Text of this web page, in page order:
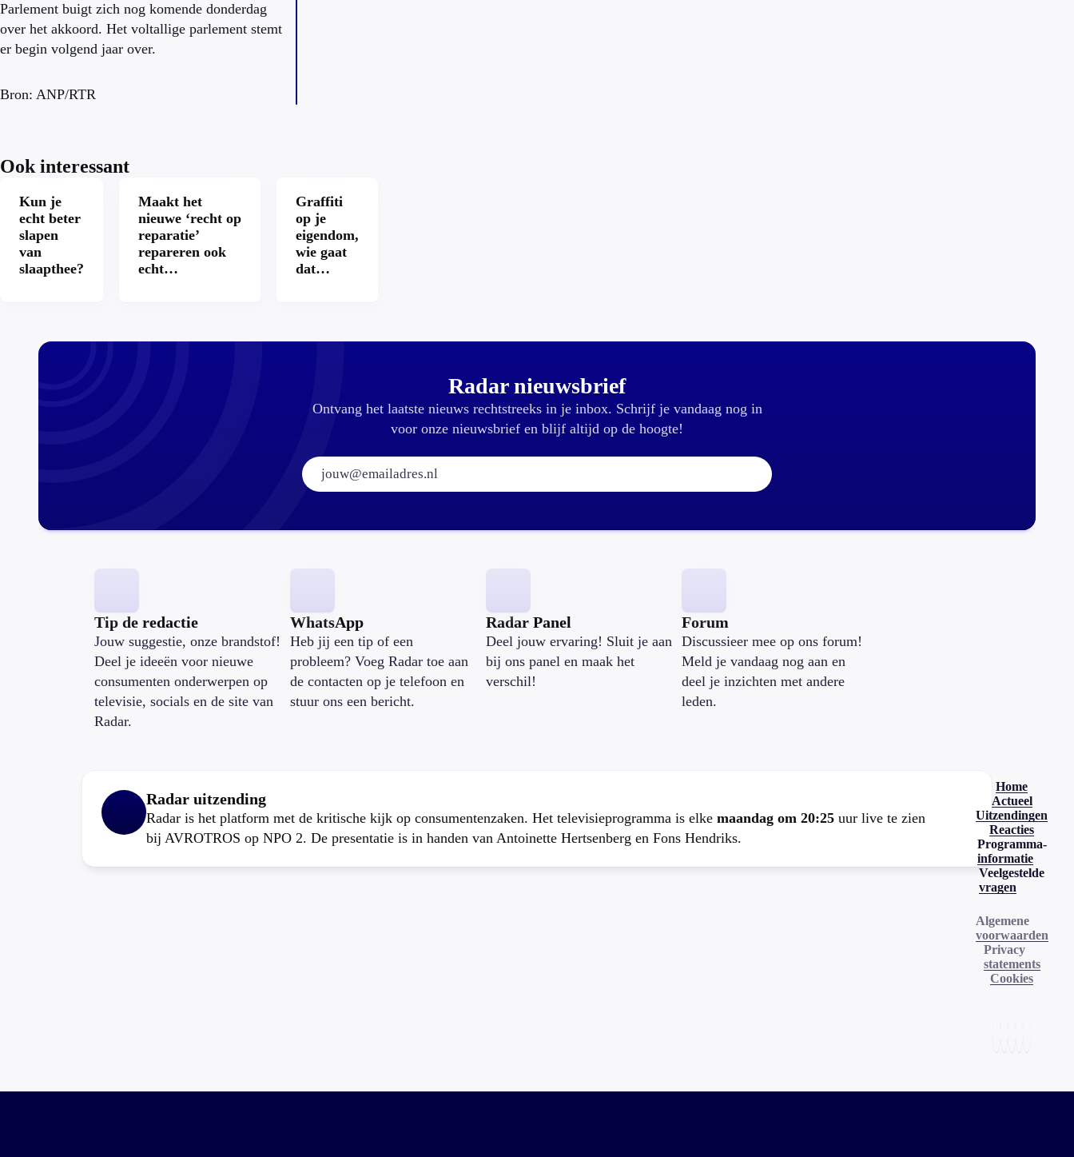
Parlement buigt zich nog komende donderdag
over het akkoord. Het voltallige parlement stemt
er begin volgend jaar over.
Bron: ANP/RTR
Ook interessant
Kun je
echt beter
slapen
van
slaapthee?
Maakt het
nieuwe ‘recht op
reparatie’
repareren ook
echt
Graffiti
op je
eigendom,
wie gaat
dat
Radar nieuwsbrief
Ontvang het laatste nieuws rechtstreeks in je inbox. Schrijf je vandaag nog in
voor onze nieuwsbrief en blijf altijd op de hoogte!
E-mailadres:
Tip de redactie
Jouw suggestie, onze brandstof!
Deel je ideeën voor nieuwe
consumenten onderwerpen op
televisie, socials en de site van
Radar.
WhatsApp
Heb jij een tip of een
probleem? Voeg Radar toe aan
de contacten op je telefoon en
stuur ons een bericht.
Radar Panel
Deel jouw ervaring! Sluit je aan
bij ons panel en maak het
verschil!
Forum
Discussieer mee op ons forum!
Meld je vandaag nog aan en
deel je inzichten met andere
leden.
Radar uitzending
Radar is het platform met de kritische kijk op consumentenzaken. Het televisieprogramma is elke maandag om 20:25 uur live te zien
bij AVROTROS op NPO 2. De presentatie is in handen van Antoinette Hertsenberg en Fons Hendriks.
Home
Actueel
Uitzendingen
Reacties
Programma-
informatie
Veelgestelde
vragen
Algemene
voorwaarden
Privacy
statements
Cookies